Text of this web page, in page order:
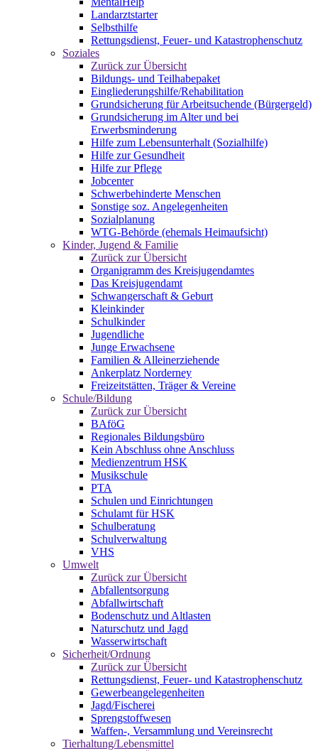
Landarztstarter
Selbsthilfe
Rettungsdienst, Feuer- und Katastrophenschutz
Soziales
Zurück zur Übersicht
Bildungs- und Teilhabepaket
Eingliederungshilfe/Rehabilitation
Grundsicherung für Arbeitsuchende (Bürgergeld)
Grundsicherung im Alter und bei
Erwerbsminderung
Hilfe zum Lebensunterhalt (Sozialhilfe)
Hilfe zur Gesundheit
Hilfe zur Pflege
Jobcenter
Schwerbehinderte Menschen
Sonstige soz. Angelegenheiten
Sozialplanung
WTG-Behörde (ehemals Heimaufsicht)
Kinder, Jugend & Familie
Zurück zur Übersicht
Organigramm des Kreisjugendamtes
Das Kreisjugendamt
Schwangerschaft & Geburt
Kleinkinder
Schulkinder
Jugendliche
Junge Erwachsene
Familien & Alleinerziehende
Ankerplatz Norderney
Freizeitstätten, Träger & Vereine
Schule/Bildung
Zurück zur Übersicht
BAföG
Regionales Bildungsbüro
Kein Abschluss ohne Anschluss
Medienzentrum HSK
Musikschule
PTA
Schulen und Einrichtungen
Schulamt für HSK
Schulberatung
Schulverwaltung
VHS
Umwelt
Zurück zur Übersicht
Abfallentsorgung
Abfallwirtschaft
Bodenschutz und Altlasten
Naturschutz und Jagd
Wasserwirtschaft
Sicherheit/Ordnung
Zurück zur Übersicht
Rettungsdienst, Feuer- und Katastrophenschutz
Gewerbeangelegenheiten
Jagd/Fischerei
Sprengstoffwesen
Waffen-, Versammlung und Vereinsrecht
Tierhaltung/Lebensmittel